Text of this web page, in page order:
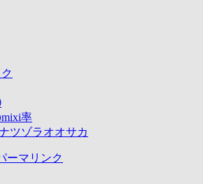
率
ツゾラオオサカ
ーマリンク